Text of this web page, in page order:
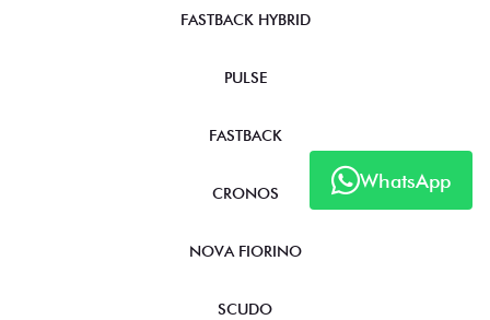
WhatsApp
FASTBACK HYBRID
PULSE
FASTBACK
CRONOS
NOVA FIORINO
SCUDO